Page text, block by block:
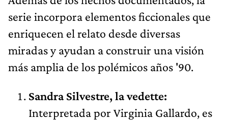
serie incorpora elementos ficcionales que
enriquecen el relato desde diversas
miradas y ayudan a construir una visión
más amplia de los polémicos años '90.
Sandra Silvestre, la vedette:
Interpretada por Virginia Gallardo, es